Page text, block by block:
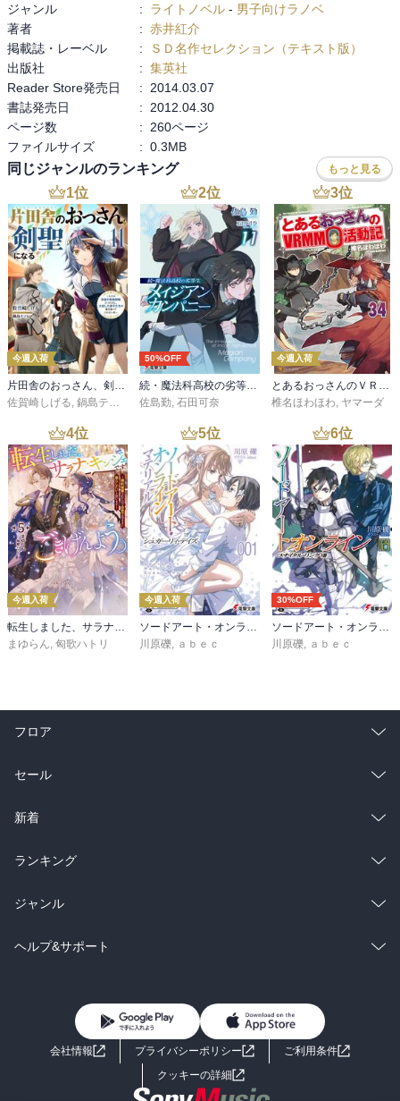
あとは羽の生えるあいつの話とか．
うーん，なんだかなぁ…．
黑金のイルで半分終わった気になってたから…．
ジャンル : ライトノベル - 男子向けラノベ
著者
: 赤井紅介
掲載誌・レーベル
:
ＳＤ名作セレクション（テキスト版）
出版社
: 集英社
Reader Store発売日
:
2014.03.07
書誌発売日
:
2012.04.30
ページ数
:
260ページ
ファイルサイズ
: 0.3MB
同じジャンルのランキング もっと見る
1位
今週入荷
片田舎のおっさん、剣聖になる 11 ～ただの田舎の剣術師範だったのに、大成した弟子たちが俺を放ってくれない件～
佐賀崎しげる, 鍋島テツヒロ
2位
50%OFF
続・魔法科高校の劣等生 メイジアン・カンパニー(11)
佐島勤, 石田可奈
3位
今週入荷
とあるおっさんのＶＲＭＭＯ活動記34
椎名ほわほわ, ヤマーダ
4位
今週入荷
まゆらん 匈歌ハトリ
5位
今週入荷
川原礫
ａｂｅｃ
6位
30%OFF
川原礫
ａｂｅｃ
フロア
総合
ラノベ
雑誌・グラビア
BL・TL
セール
総合
ラノベ
雑誌・グラビア
BL・TL
新着
総合
ラノベ
雑誌・グラビア
ランキング
総合
ラノベ
ジャンル
コミック
ライトノベル 男子向けラノベ
小説
ヘルプ&サポート
よくあるご質問 お問い合わせ
会社情報 プライバシーポリシー
ご利用条件
クッキーの詳細